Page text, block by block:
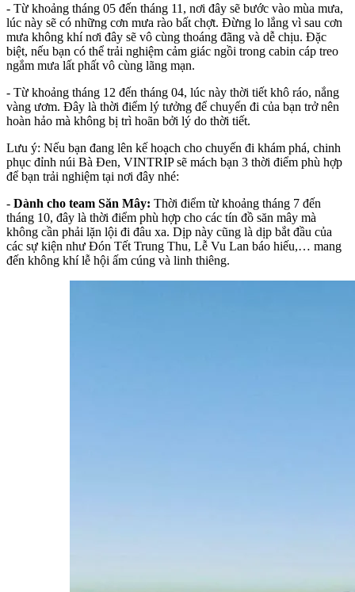
- Từ khoảng tháng 05 đến tháng 11, nơi đây sẽ bước vào mùa mưa,
lúc này sẽ có những cơn mưa rào bất chợt. Đừng lo lắng vì sau cơn
mưa không khí nơi đây sẽ vô cùng thoáng đãng và dễ chịu. Đặc
biệt, nếu bạn có thể trải nghiệm cảm giác ngồi trong cabin cáp treo
ngắm mưa lất phất vô cùng lãng mạn.
- Từ khoảng tháng 12 đến tháng 04, lúc này thời tiết khô ráo, nắng
vàng ươm. Đây là thời điểm lý tưởng để chuyến đi của bạn trở nên
hoàn hảo mà không bị trì hoãn bởi lý do thời tiết.
Lưu ý: Nếu bạn đang lên kế hoạch cho chuyến đi khám phá, chinh
phục đỉnh núi Bà Đen, VINTRIP sẽ mách bạn 3 thời điểm phù hợp
để bạn trải nghiệm tại nơi đây nhé:
- Dành cho team Săn Mây: Thời điểm từ khoảng tháng 7 đến
tháng 10, đây là thời điểm phù hợp cho các tín đồ săn mây mà
không cần phải lặn lội đi đâu xa. Dịp này cũng là dịp bắt đầu của
các sự kiện như Đón Tết Trung Thu, Lễ Vu Lan báo hiếu,… mang
đến không khí lễ hội ấm cúng và linh thiêng.